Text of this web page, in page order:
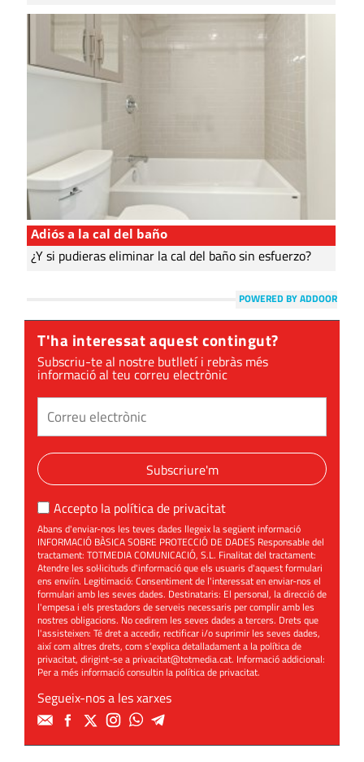
Adiós a la cal del baño
¿Y si pudieras eliminar la cal del baño sin esfuerzo?
POWERED BY ADDOOR
T'ha interessat aquest contingut?
Subscriu-te al nostre butlletí i rebràs més
informació al teu correu electrònic
Subscriure'm
Accepto la política de privacitat
Abans d'enviar-nos les teves dades llegeix la següent informació
INFORMACIÓ BÀSICA SOBRE PROTECCIÓ DE DADES Responsable del
tractament: TOTMEDIA COMUNICACIÓ, S.L. Finalitat del tractament:
Atendre les sol·licituds d'informació que els usuaris d'aquest formulari
ens enviïn. Legitimació: Consentiment de l'interessat en enviar-nos el
formulari amb les seves dades. Destinataris: El personal, la direcció de
l'empesa i els prestadors de serveis necessaris per complir amb les
nostres obligacions. No cedirem les seves dades a tercers. Drets que
l'assisteixen: Té dret a accedir, rectificar i/o suprimir les seves dades,
així com altres drets, com s'explica detalladament a la política de
privacitat, dirigint-se aprivacitat@totmedia.cat. Informació addicional:
Per a més informació consultin lapolítica de privacitat.
Segueix-nos a les xarxes